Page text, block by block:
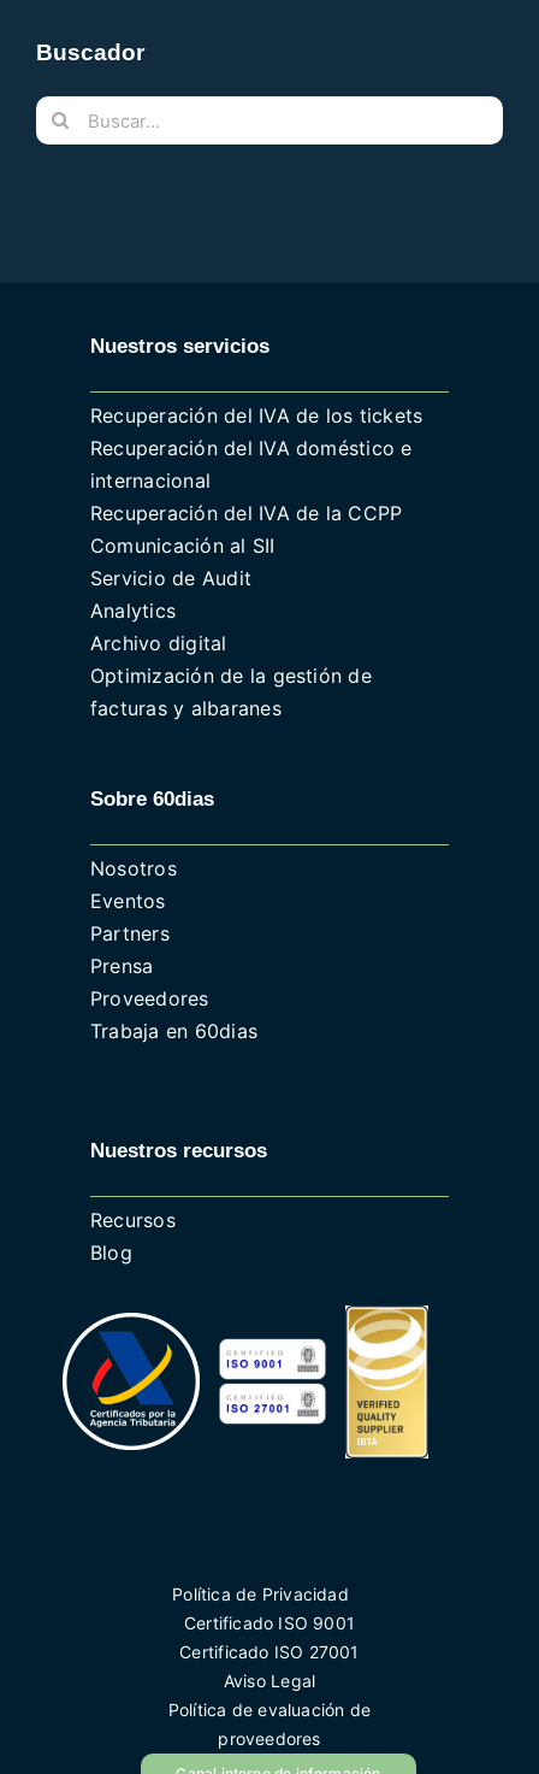
Buscador
Buscar:
Nuestros servicios
Recuperación del IVA de los tickets
Recuperación del IVA doméstico e
internacional
Recuperación del IVA de la CCPP
Comunicación al SII
Servicio de Audit
Analytics
Archivo digital
Optimización de la gestión de
facturas y albaranes
Sobre 60dias
Nosotros
Eventos
Partners
Prensa
Proveedores
Trabaja en 60dias
Nuestros recursos
Recursos
Blog
Política de Privacidad
Certificado ISO 9001
Certificado ISO 27001
Aviso Legal
Política de evaluación de
proveedores